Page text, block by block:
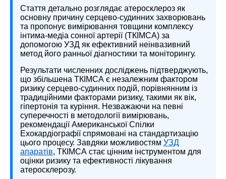
Стаття детально розглядає атеросклероз як
основну причину серцево-судинних захворювань
та пропонує вимірювання товщини комплексу
інтима-медіа сонної артерії (ТКІМСА) за
допомогою УЗД як ефективний неінвазивний
метод його ранньої діагностики та моніторингу.
Результати численних досліджень підтверджують,
що збільшена ТКІМСА є незалежним фактором
ризику серцево-судинних подій, порівнянним із
традиційними факторами ризику, такими як вік,
гіпертонія та куріння. Незважаючи на певні
суперечності в методології вимірювань,
рекомендації Американської Спілки
Ехокардіографії спрямовані на стандартизацію
цього процесу. Завдяки можливостям УЗД
апаратів, ТКІМСА стає цінним інструментом для
оцінки ризику та ефективності лікування
атеросклерозу.